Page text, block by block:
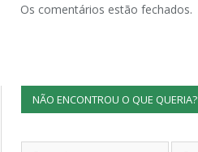
Os comentários estão fechados.
NÃO ENCONTROU O QUE QUERIA?